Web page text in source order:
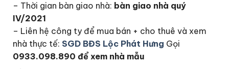
– Thời gian bàn giao nhà: bàn giao nhà quý
IV/2021
– Liên hệ công ty để mua bán + cho thuê và xem
nhà thực tế: SGD BĐS Lộc Phát Hưng Gọi
0933.098.890 để xem nhà mẫu